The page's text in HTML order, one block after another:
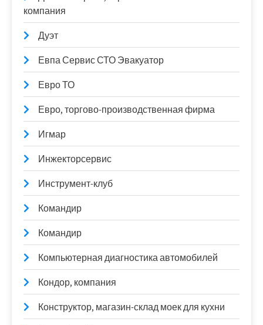
компания
Дуэт
Евпа Сервис СТО Эвакуатор
Евро ТО
Евро, торгово-производственная фирма
Игмар
Инжекторсервис
Инструмент-клуб
Командир
Командир
Компьютерная диагностика автомобилей
Кондор, компания
Конструктор, магазин-склад моек для кухни